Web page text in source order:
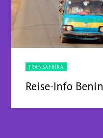
TRANSAFRIKA
Reise-Info Benin